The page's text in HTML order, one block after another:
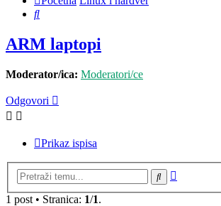
Pretražnik
ARM laptopi
Moderator/ica: Moderatori/ce
Odgovori
Prikaz ispisa
Pretražnik
1 post • Stranica: 1/1.